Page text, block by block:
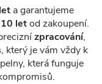
a garantujeme
letod zakoupení.
zpracování,
, který je vám vždy k
která funguje